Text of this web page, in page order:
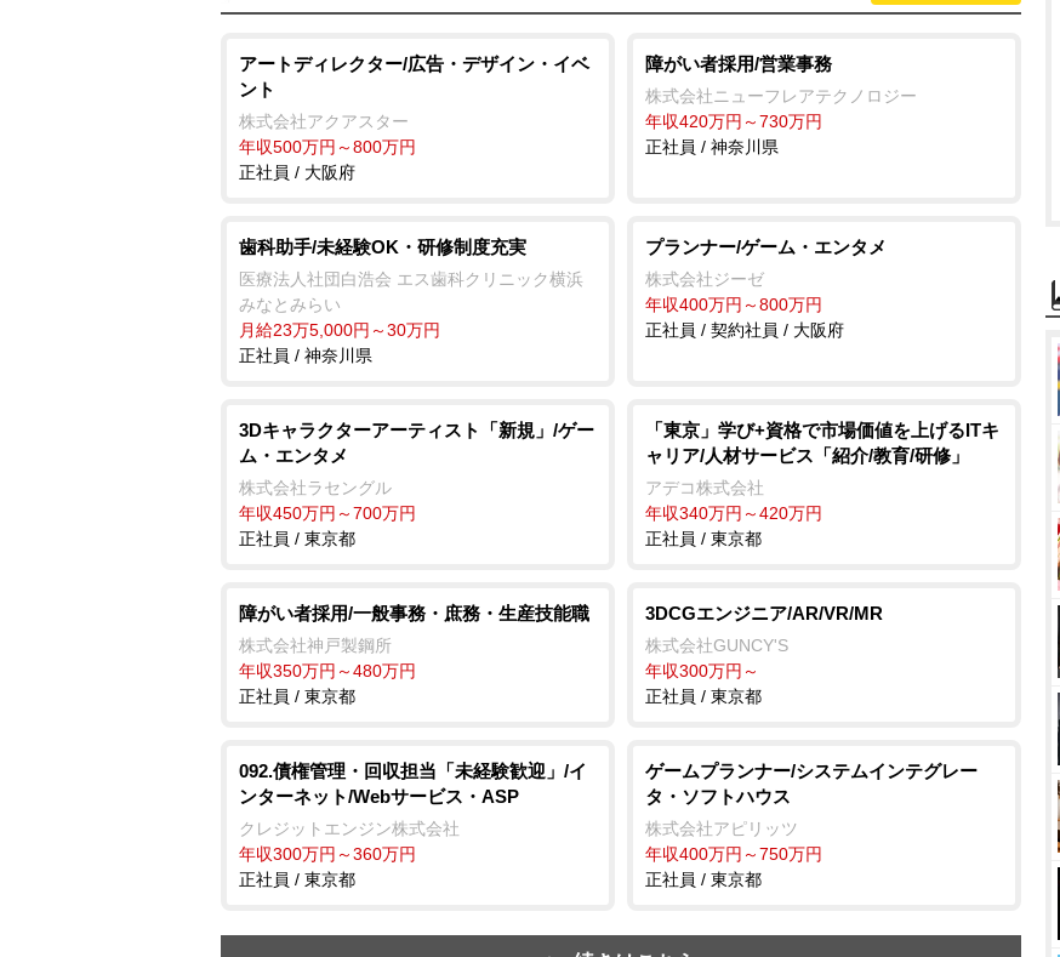
アートディレクター/広告・デザイン・イベ
ント
株式会社アクアスター
年収500万円～800万円
正社員 / 大阪府
障がい者採用/営業事務
株式会社ニューフレアテクノロジー
年収420万円～730万円
正社員 / 神奈川県
歯科助手/未経験OK・研修制度充実
医療法人社団白浩会 エス歯科クリニック横浜
みなとみらい
月給23万5,000円～30万円
正社員 / 神奈川県
プランナー/ゲーム・エンタメ
株式会社ジーゼ
年収400万円～800万円
正社員 / 契約社員 / 大阪府
3Dキャラクターアーティスト「新規」/ゲー
ム・エンタメ
株式会社ラセングル
年収450万円～700万円
正社員 / 東京都
「東京」学び+資格で市場価値を上げるITキ
ャリア/人材サービス「紹介/教育/研修」
アデコ株式会社
年収340万円～420万円
正社員 / 東京都
障がい者採用/一般事務・庶務・生産技能職
株式会社神戸製鋼所
年収350万円～480万円
正社員 / 東京都
3DCGエンジニア/AR/VR/MR
株式会社GUNCY'S
年収300万円～
正社員 / 東京都
092.債権管理・回収担当「未経験歓迎」/イ
ンターネット/Webサービス・ASP
クレジットエンジン株式会社
年収300万円～360万円
正社員 / 東京都
ゲームプランナー/システムインテグレー
タ・ソフトハウス
株式会社アピリッツ
年収400万円～750万円
正社員 / 東京都